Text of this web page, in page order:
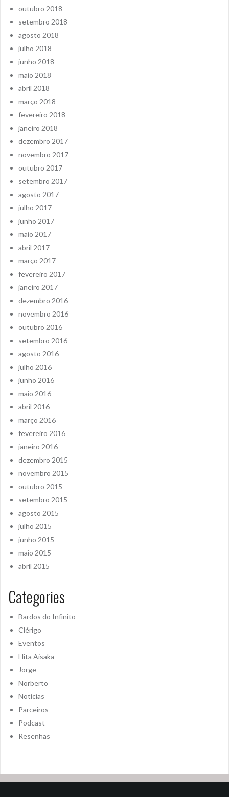
outubro 2018
setembro 2018
agosto 2018
julho 2018
junho 2018
maio 2018
abril 2018
março 2018
fevereiro 2018
janeiro 2018
dezembro 2017
novembro 2017
outubro 2017
setembro 2017
agosto 2017
julho 2017
junho 2017
maio 2017
abril 2017
março 2017
fevereiro 2017
janeiro 2017
dezembro 2016
novembro 2016
outubro 2016
setembro 2016
agosto 2016
julho 2016
junho 2016
maio 2016
abril 2016
março 2016
fevereiro 2016
janeiro 2016
dezembro 2015
novembro 2015
outubro 2015
setembro 2015
agosto 2015
julho 2015
junho 2015
maio 2015
abril 2015
Categories
Bardos do Infinito
Clérigo
Eventos
Hita Aisaka
Jorge
Norberto
Notícias
Parceiros
Podcast
Resenhas